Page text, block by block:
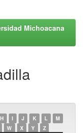
Michoacana
H I J K L
M
W X Y Z